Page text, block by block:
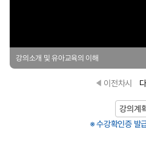
강의소개 및 유아교육의 이해
이전차시
강의계
※ 수강확인증 발